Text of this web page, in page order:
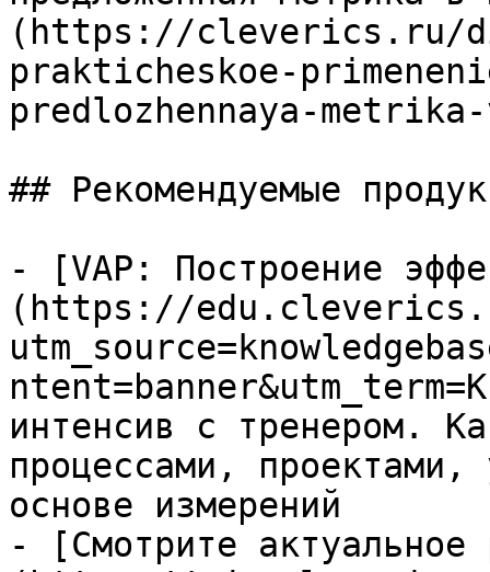
(https://cleverics.ru/
prakticheskoe-
predlozhennaya-
## Рекомендуемые
- [VAP: Построение
(https://
интенсив с тренером.
процессами, проектами,
основе измерений
- [Смотрите актуальное